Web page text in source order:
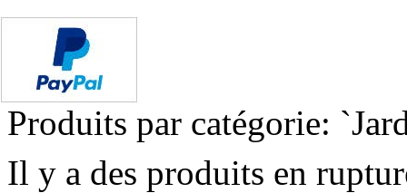
Produits par catégorie:
Il y a des produits en